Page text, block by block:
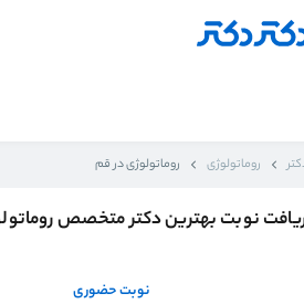
روماتولوژی روماتولوژی در قم
نوبت بهترین دکتر متخصص
نوبت حضوری